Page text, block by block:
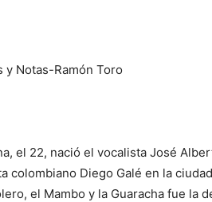
el 22, nació el vocalista José
colombiano Diego Galé en la
el Mambo y la Guaracha fue la